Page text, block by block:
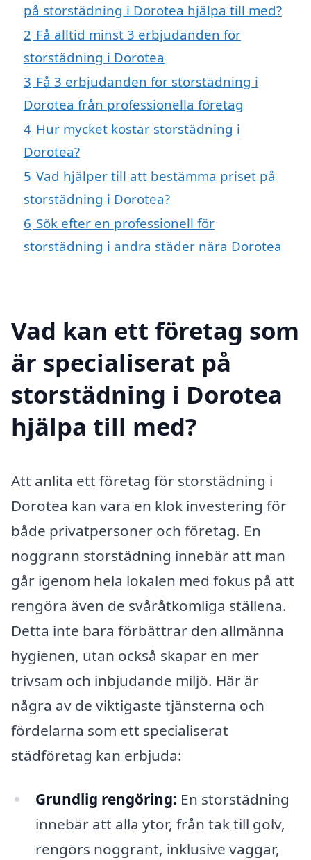
på storstädning i Dorotea hjälpa till med?
2 Få alltid minst 3 erbjudanden för
storstädning i Dorotea
3 Få 3 erbjudanden för storstädning i
Dorotea från professionella företag
4 Hur mycket kostar storstädning i
Dorotea?
5 Vad hjälper till att bestämma priset på
storstädning i Dorotea?
6 Sök efter en professionell för
storstädning i andra städer nära Dorotea
Vad kan ett företag som
är specialiserat på
storstädning i Dorotea
hjälpa till med?
Att anlita ett företag för storstädning i
Dorotea kan vara en klok investering för
både privatpersoner och företag. En
noggrann storstädning innebär att man
går igenom hela lokalen med fokus på att
rengöra även de svåråtkomliga ställena.
Detta inte bara förbättrar den allmänna
hygienen, utan också skapar en mer
trivsam och inbjudande miljö. Här är
några av de viktigaste tjänsterna och
fördelarna som ett specialiserat
städföretag kan erbjuda:
Grundlig rengöring: En storstädning
innebär att alla ytor, från tak till golv,
rengörs noggrant, inklusive väggar,